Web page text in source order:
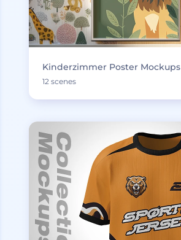
Kinderzimmer Poster Mockups
12 scenes